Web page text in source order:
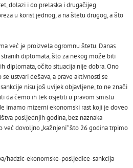
dolazi i do prelaska i drugačijeg
u korist jednog, a na štetu drugog, a što
već je proizvela ogromnu štetu. Danas
diplomata, što za nekog može biti
diplomata, očito situacija nije dobra. Ono
ustvari dešava, a prave aktivnosti se
nisu još uvijek objavljene, to ne znači
da ćemo ih tek osjetiti u pravom smislu
imamo mizerni ekonomski rast koji je doveo
posljednjih godina, bez naznaka
već dovoljno „kažnjeni“ što 26 godina trpimo
hadzic-ekonomske-posljedice-sankcija